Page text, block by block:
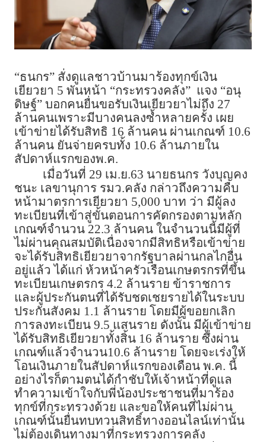
“ธนกร” สั่งดูแลชาวบ้านมาร้องทุกข์เงิน
เยียวยา 5 พันหน้า “กระทรวงคลัง” แจง “อนุ
ดิษฐ์” บอกคนยื่นขอรับเงินเยียวยาไม่ถึง 27
ล้านคนเพราะมีบางคนลงซ้ำหลายครั้ง เผย
เข้าข่ายได้รับสิทธิ 16 ล้านคน ผ่านเกณฑ์ 10.6
ล้านคน ยันจ่ายครบทั้ง 10.6 ล้านภายใน
สัปดาห์แรกของพ.ค.
เมื่อวันที่ 29 เม.ย.63 นายธนกร วังบุญคง
ชนะ เลขานุการ รมว.คลัง กล่าวถึงความคืบ
หน้ามาตรการเยียวยา 5,000 บาท ว่า มีผู้ลง
ทะเบียนที่เข้าสู่ขั้นตอนการคัดกรองตามหลัก
เกณฑ์จำนวน 22.3 ล้านคน ในจำนวนนี้มีผู้ที่
ไม่ผ่านคุณสมบัติเนื่องจากมีสิทธิหรือเข้าข่าย
จะได้รับสิทธิเยียวยาจากรัฐบาลผ่านกลไกอื่น
อยู่แล้ว ได้แก่ ห้วหน้าครัวเรือนเกษตรกรที่ขึ้น
ทะเบียนเกษตรกร 4.2 ล้านราย ข้าราชการ
และผู้ประกันตนที่ได้รับชดเชยรายได้ในระบบ
ประกันสังคม 1.1 ล้านราย โดยมีผู้ขอยกเลิก
การลงทะเบียน 9.5 แสนราย ดังนั้น มีผู้เข้าข่าย
ได้รับสิทธิเยียวยาทั้งสิ้น 16 ล้านราย ซึ่งผ่าน
เกณฑ์แล้วจำนวน10.6 ล้านราย โดยจะเร่งให้
โอนเงินภายในสัปดาห์แรกของเดือน พ.ค. นี้
อย่างไรก็ตามตนได้กำชับให้เจ้าหน้าที่ดูแล
ทำความเข้าใจกับพี่น้องประชาชนที่มาร้อง
ทุกข์ที่กระทรวงด้วย และขอให้คนที่ไม่ผ่าน
เกณฑ์นั้นยื่นทบทวนสิทธิ์ทางออนไลน์เท่านั้น
ไม่ต้องเดินทางมาที่กระทรวงการคลัง